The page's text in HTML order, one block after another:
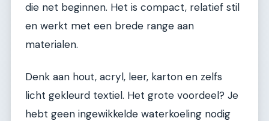
die net beginnen. Het is compact, relatief stil
en werkt met een brede range aan
materialen.
Denk aan hout, acryl, leer, karton en zelfs
licht gekleurd textiel. Het grote voordeel? Je
hebt geen ingewikkelde waterkoeling nodig